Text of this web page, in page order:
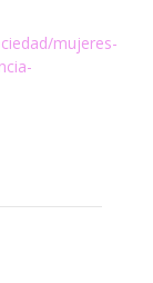
mujeres-